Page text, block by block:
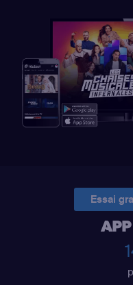
Essai